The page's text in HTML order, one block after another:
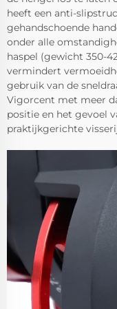
heeft een anti-
gehandschoende
onder alle
haspel (gewicht 350-
vermindert
gebruik van de
Vigorcent met meer
positie en het gevoel
praktijkgerichte